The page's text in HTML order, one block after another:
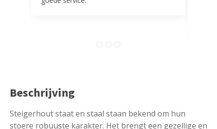
Beschrijving
Steigerhout staat en staal staan bekend om hun
stoere robuuste karakter. Het brengt een gezellige en